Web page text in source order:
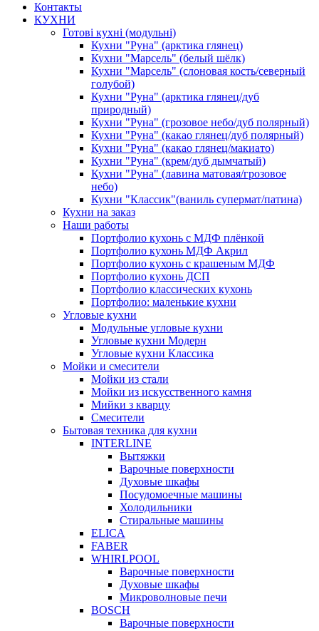
Контакты
КУХНИ
Готові кухні (модульні)
Кухни "Руна" (арктика глянец)
Кухни "Марсель" (белый шёлк)
Кухни "Марсель" (слоновая кость/северный
голубой)
Кухни "Руна" (арктика глянец/дуб
природный)
Кухни "Руна" (грозовое небо/дуб полярный)
Кухни "Руна" (какао глянец/дуб полярный)
Кухни "Руна" (какао глянец/макиато)
Кухни "Руна" (крем/дуб дымчатый)
Кухни "Руна" (лавина матовая/грозовое
небо)
Кухни "Классик"(ваниль супермат/патина)
Кухни на заказ
Наши работы
Портфолио кухонь с МДФ плёнкой
Портфолио кухонь МДФ Акрил
Портфолио кухонь с крашеным МДФ
Портфолио кухонь ДСП
Портфолио классических кухонь
Портфолио: маленькие кухни
Угловые кухни
Модульные угловые кухни
Угловые кухни Модерн
Угловые кухни Классика
Мойки и смесители
Мойки из стали
Мойки из искусственного камня
Мийки з кварцу
Смесители
Бытовая техника для кухни
INTERLINE
Вытяжки
Варочные поверхности
Духовые шкафы
Посудомоечные машины
Холодильники
Стиральные машины
ELICA
FABER
WHIRLPOOL
Варочные поверхности
Духовые шкафы
Микроволновые печи
BOSCH
Варочные поверхности